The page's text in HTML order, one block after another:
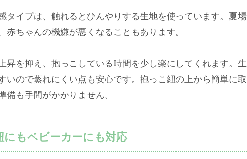
タイプは、触れるとひんやりする生地を使っています。夏場
赤ちゃんの機嫌が悪くなることもあります。
昇を抑え、抱っこしている時間を少し楽にしてくれます。生
いので蒸れにくい点も安心です。抱っこ紐の上から簡単に取
備も手間がかかりません。
もベビーカーにも対応